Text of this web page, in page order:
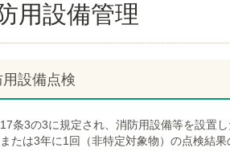
用設備管理
設備点検
条3の3に規定され、消防用設備等を設置
たは3年に1回（非特定対象物）の点検結